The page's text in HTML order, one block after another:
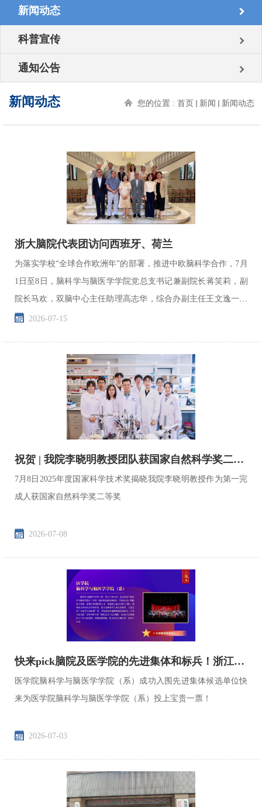
新闻动态
科普宣传
通知公告
新闻动态 您的位置 : 首页 新闻 新闻动态
浙大脑院代表团访问西班牙、荷兰
为落实学校“全球合作欧洲年”的部署，推进中欧脑科学合作，7月
1日至8日，脑科学与脑医学学院党总支书记兼副院长蒋笑莉，副
院长马欢，双脑中心主任助理高志华，综合办副主任王文逸一行
赴西班牙巴塞罗那大学神经科学研究所、荷兰神经科学...
2026-07-15
祝贺 | 我院李晓明教授团队获国家自然科学奖二等奖
7月8日2025年度国家科学技术奖揭晓我院李晓明教授作为第一完
成人获国家自然科学奖二等奖
2026-07-08
快来pick脑院及医学院的先进集体和标兵！浙江大学“三育人”先进...
医学院脑科学与脑医学学院（系）成功入围先进集体候选单位快
来为医学院脑科学与脑医学学院（系）投上宝贵一票！
2026-07-03